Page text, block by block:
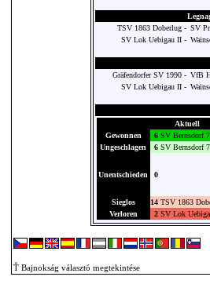
TSV 1863 Doberlug - SV
SV Lok Uebigau II -
Gräfendorfer SV 1990 - VfB
SV Lok Uebigau II -
Aktuell
Gewonnen
6 SV Bernsdorf
Ungeschlagen
6 SV Bernsdorf
Unentschieden 0
Sieglos 14 TSV 1863
Verloren
2 SV Lok
Ť Bajnokság választó megtekintése